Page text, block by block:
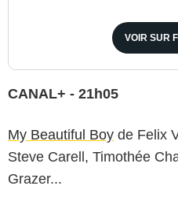
VOIR SUR
CANAL+ - 21h05
My Beautiful Boy de Felix
Steve Carell, Timothée
Grazer...